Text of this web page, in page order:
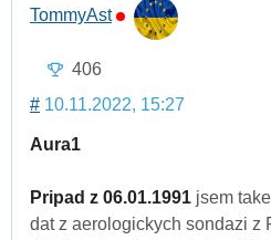
TommyAst
406
# 10.11.2022, 15:27
Aura1
Pripad z 06.01.1991 jsem
dat z aerologickych sondazi z